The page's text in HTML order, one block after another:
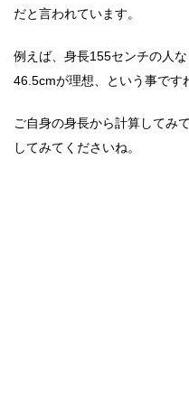
だと言われています。
例えば、身長155センチの人
46.5cmが理想、という事です
ご自身の身長から計算してみ
してみてくださいね。